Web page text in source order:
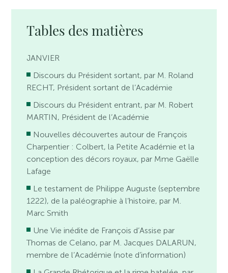
Tables des matières
JANVIER
Discours du Président sortant, par M. Roland
RECHT, Président sortant de l’Académie
Discours du Président entrant, par M. Robert
MARTIN, Président de l’Académie
Nouvelles découvertes autour de François
Charpentier : Colbert, la Petite Académie et la
conception des décors royaux, par Mme Gaëlle
Lafage
Le testament de Philippe Auguste (septembre
1222), de la paléographie à l’histoire, par M.
Marc Smith
Une Vie inédite de François d’Assise par
Thomas de Celano, par M. Jacques DALARUN,
membre de l’Académie (note d’information)